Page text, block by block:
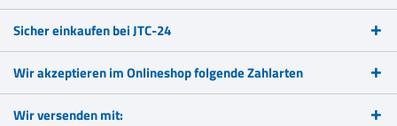
Sicher einkaufen bei JTC-24
Wir akzeptieren im Onlineshop folgende Zahlarten
Wir versenden mit: